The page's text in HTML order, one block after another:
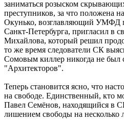
заниматься розыском
преступников, за что положена
Окунько, возглавляющий УМФД
Санкт-Петербурга, пригласил в
Михайлова, который решил
то же время следователи СК
Сомовым киллер никогда не был
"Архитекторов".
Теперь становится ясно, что
на свободе. Единственный, кто
Павел Семёнов, находящийся в
лишением свободы на несколько